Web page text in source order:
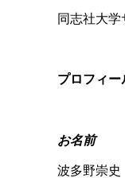
同志社大
プロフィー
お名前
波多野崇史